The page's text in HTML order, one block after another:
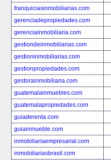
franquiciasinmobiliarias.com
gerenciadepropiedades.com
gerenciainmobiliaria.com
gestiondeinmobiliarias.com
gestioninmobiliarias.com
gestionpropiedades.com
gestorainmobiliaria.com
guatemalainmuebles.com
guatemalapropiedades.com
guiaderenta.com
guiainmueble.com
inmobiliariaempresarial.com
inmobiliariasbrasil.com